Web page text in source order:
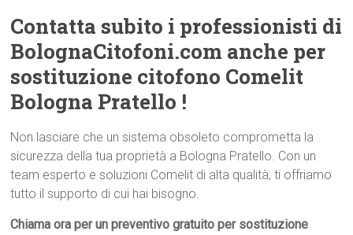
Contatta subito i professionisti di
BolognaCitofoni.com anche per
sostituzione citofono Comelit
Bologna Pratello !
Non lasciare che un sistema obsoleto comprometta la
sicurezza della tua proprietà a Bologna Pratello. Con un
team esperto e soluzioni Comelit di alta qualità, ti offriamo
tutto il supporto di cui hai bisogno.
Chiama ora per un preventivo gratuito per sostituzione